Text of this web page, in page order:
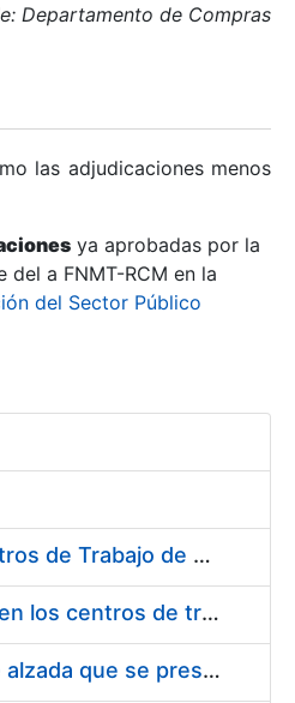
Departamento de Compras
las adjudicaciones menos
ya aprobadas por la
a FNMT-RCM en la
del Sector Público
Suministro de Protectores Auditivos a medida para las personas trabajadoras de los Centros de Trabajo de Madrid y Burgos
Suministro de gafas graduadas antiproyecciones para los trabajadores de la FNMT-RCM en los centros de trabajo de Madrid y Burgos
Servicios de una empresa externa para el asesoramiento y resolución de los recursos de alzada que se presentan relacionados con procesos de selección para la FNMT-RCM